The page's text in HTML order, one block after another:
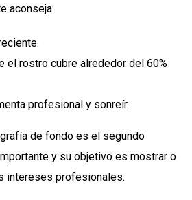
aconseja:
el rostro cubre alrededor del 60%
profesional y sonreír.
de fondo es el segundo
y su objetivo es mostrar o
intereses profesionales.